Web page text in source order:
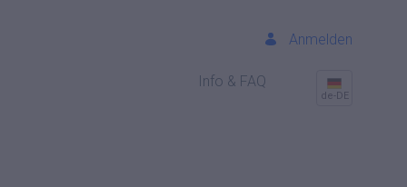
Anmelden
Info & FAQ
de-DE